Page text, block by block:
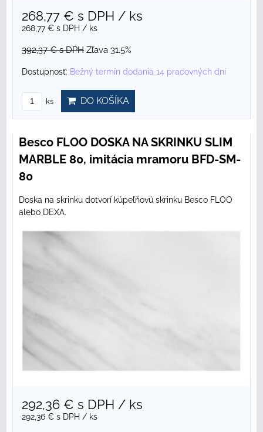
268,77 € s DPH / ks
268,77 € s DPH / ks
392,37 €s DPH Zľava 31.5%
Dostupnosť: Bežný termín dodania 14 pracovných dní
ks DO KOŠÍKA
Besco FLOO DOSKA NA SKRINKU SLIM
MARBLE 80, imitácia mramoru BFD-SM-
80
Doska na skrinku dotvorí kúpeľňovú skrinku Besco FLOO
alebo DEXA.
292,36 € s DPH / ks
292,36 € s DPH / ks